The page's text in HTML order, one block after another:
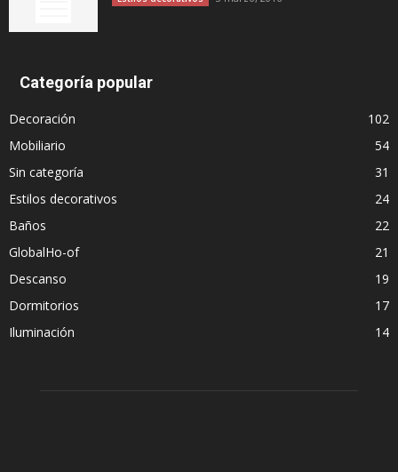
Categoría popular
Decoración
102
Mobiliario
54
Sin categoría
31
Estilos decorativos
24
Baños
22
GlobalHo-of
21
Descanso
19
Dormitorios
17
Iluminación
14